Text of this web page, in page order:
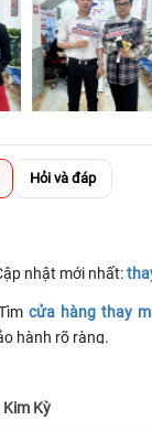
Hỏi và đáp
nhật mới nhất:
cửa hàng thay
hành rõ ràng.
TÂM
Kỳ